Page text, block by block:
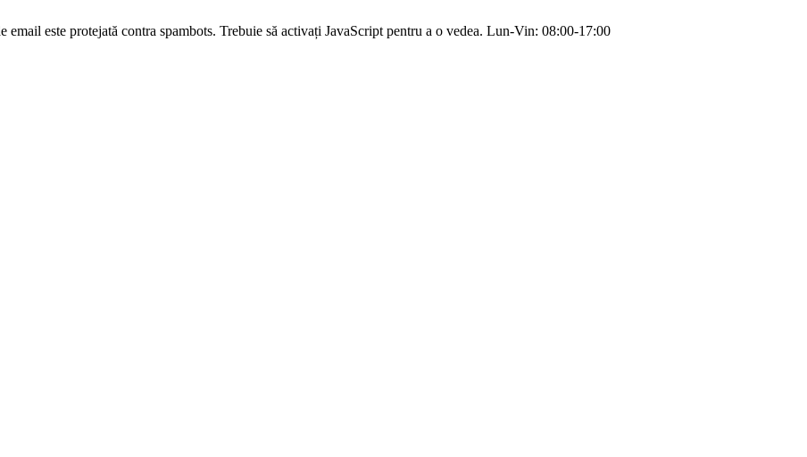
email este protejată contra spambots. Trebuie să activați JavaScript pentru a o vedea. Lun-Vin: 08:00-17:00